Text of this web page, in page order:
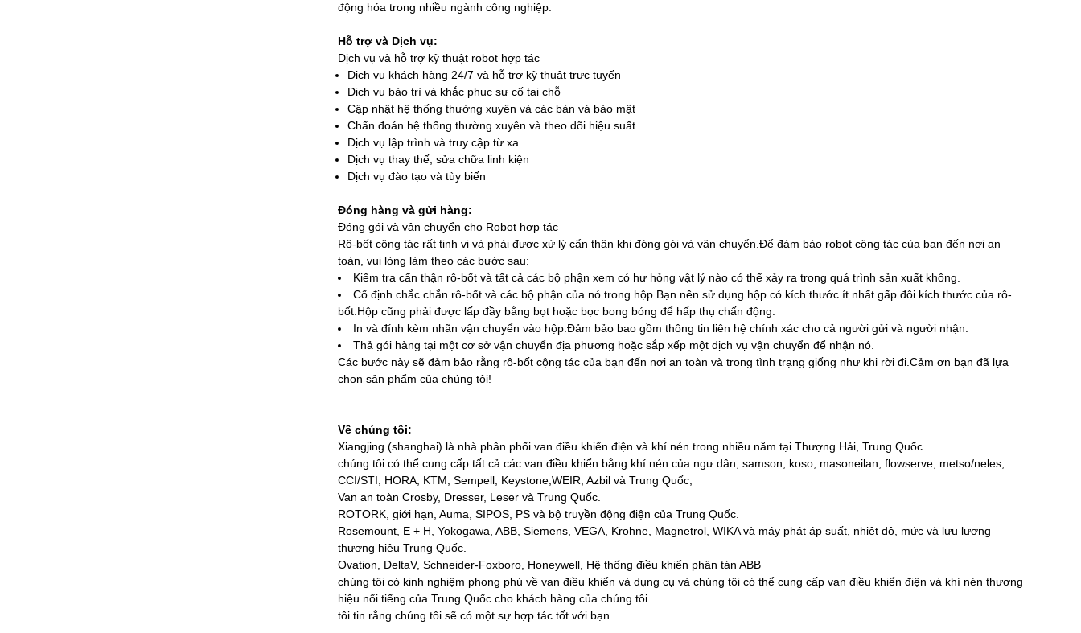
động hóa trong nhiều ngành công nghiệp.
Hỗ trợ và Dịch vụ:
Dịch vụ và hỗ trợ kỹ thuật robot hợp tác
Dịch vụ khách hàng 24/7 và hỗ trợ kỹ thuật trực tuyến
Dịch vụ bảo trì và khắc phục sự cố tại chỗ
Cập nhật hệ thống thường xuyên và các bản vá bảo mật
Chẩn đoán hệ thống thường xuyên và theo dõi hiệu suất
Dịch vụ lập trình và truy cập từ xa
Dịch vụ thay thế, sửa chữa linh kiện
Dịch vụ đào tạo và tùy biến
Đóng hàng và gửi hàng:
Đóng gói và vận chuyển cho Robot hợp tác
Rô-bốt cộng tác rất tinh vi và phải được xử lý cẩn thận khi đóng gói và vận chuyển.Để đảm bảo robot cộng tác của bạn đến nơi an
toàn, vui lòng làm theo các bước sau:
Kiểm tra cẩn thận rô-bốt và tất cả các bộ phận xem có hư hỏng vật lý nào có thể xảy ra trong quá trình sản xuất không.
Cố định chắc chắn rô-bốt và các bộ phận của nó trong hộp.Bạn nên sử dụng hộp có kích thước ít nhất gấp đôi kích thước của rô-
bốt.Hộp cũng phải được lấp đầy bằng bọt hoặc bọc bong bóng để hấp thụ chấn động.
In và đính kèm nhãn vận chuyển vào hộp.Đảm bảo bao gồm thông tin liên hệ chính xác cho cả người gửi và người nhận.
Thả gói hàng tại một cơ sở vận chuyển địa phương hoặc sắp xếp một dịch vụ vận chuyển để nhận nó.
Các bước này sẽ đảm bảo rằng rô-bốt cộng tác của bạn đến nơi an toàn và trong tình trạng giống như khi rời đi.Cảm ơn bạn đã lựa
chọn sản phẩm của chúng tôi!
Về chúng tôi:
Xiangjing (shanghai) là nhà phân phối van điều khiển điện và khí nén trong nhiều năm tại Thượng Hải, Trung Quốc
chúng tôi có thể cung cấp tất cả các van điều khiển bằng khí nén của ngư dân, samson, koso, masoneilan, flowserve, metso/neles,
CCI/STI, HORA, KTM, Sempell, Keystone,WEIR, Azbil và Trung Quốc,
Van an toàn Crosby, Dresser, Leser và Trung Quốc.
ROTORK, giới hạn, Auma, SIPOS, PS và bộ truyền động điện của Trung Quốc.
Rosemount, E + H, Yokogawa, ABB, Siemens, VEGA, Krohne, Magnetrol, WIKA và máy phát áp suất, nhiệt độ, mức và lưu lượng
thương hiệu Trung Quốc.
Ovation, DeltaV, Schneider-Foxboro, Honeywell, Hệ thống điều khiển phân tán ABB
chúng tôi có kinh nghiệm phong phú về van điều khiển và dụng cụ và chúng tôi có thể cung cấp van điều khiển điện và khí nén thương
hiệu nổi tiếng của Trung Quốc cho khách hàng của chúng tôi.
tôi tin rằng chúng tôi sẽ có một sự hợp tác tốt với bạn.